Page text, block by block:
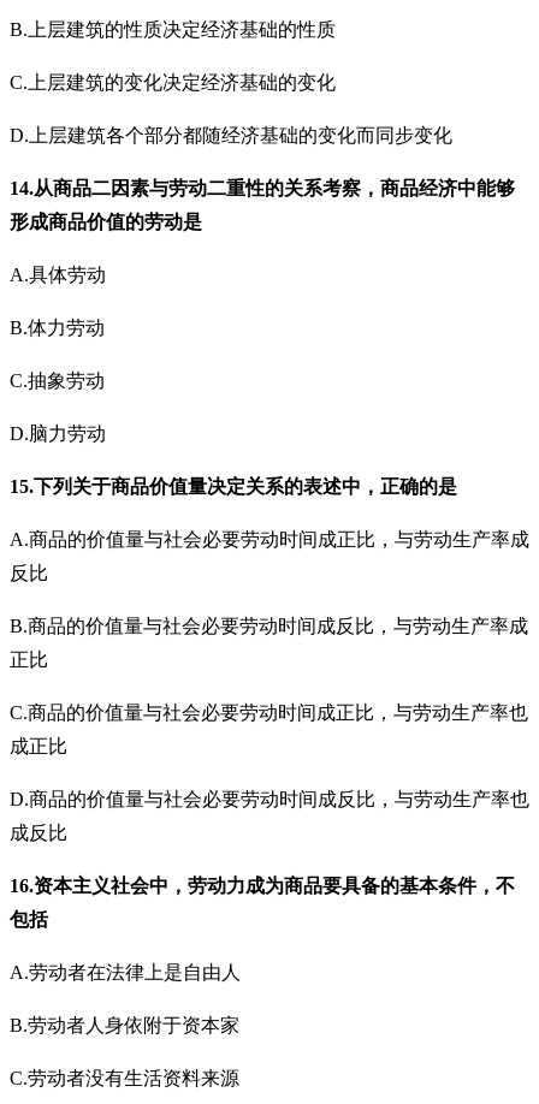
B.上层建筑的性质决定经济基础的性质
C.上层建筑的变化决定经济基础的变化
D.上层建筑各个部分都随经济基础的变化而同步变化
14.从商品二因素与劳动二重性的关系考察，商品经济中能够
形成商品价值的劳动是
A.具体劳动
B.体力劳动
C.抽象劳动
D.脑力劳动
15.下列关于商品价值量决定关系的表述中，正确的是
A.商品的价值量与社会必要劳动时间成正比，与劳动生产率成
反比
B.商品的价值量与社会必要劳动时间成反比，与劳动生产率成
正比
C.商品的价值量与社会必要劳动时间成正比，与劳动生产率也
成正比
D.商品的价值量与社会必要劳动时间成反比，与劳动生产率也
成反比
16.资本主义社会中，劳动力成为商品要具备的基本条件，不
包括
A.劳动者在法律上是自由人
B.劳动者人身依附于资本家
C.劳动者没有生活资料来源